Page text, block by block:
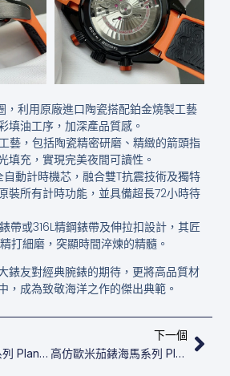
，利用原廠進口陶瓷搭配鉑金燒製工藝
填油工序，加深產品質感。
藝，包括陶瓷精密研磨、精緻的箭頭指
填充，實現完美夜間可讀性。
動計時機芯，融合雙T抗震技術及獨特
裝所有計時功能，並具備超長72小時待
帶或316L精鋼錶帶及伸拉扣設計，其匠
打細磨，突顯時間淬煉的精髓。
錶友對經典腕錶的期待，更將高品質材
，成為致敬海洋之作的傑出典範。
高仿歐米茄​海馬系列​ Planet Ocean 600米 215.33.46.51.03.001
下一個
高仿歐米茄錶​​​海馬系列​ Planet Ocean 600米 215.32.46.51.01.001
下